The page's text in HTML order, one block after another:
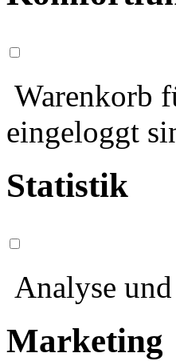
Warenkorb
eingeloggt
Statistik
Analyse
Marketing